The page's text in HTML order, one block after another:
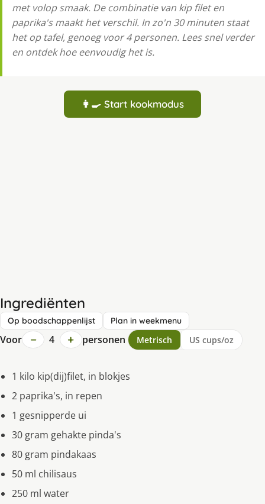
met volop smaak. De combinatie van kip filet en
paprika's maakt het verschil. In zo'n 30 minuten staat
het op tafel, genoeg voor 4 personen. Lees snel verder
en ontdek hoe eenvoudig het is.
👩‍🍳 Start kookmodus
Ingrediënten
Op boodschappenlijst Plan in weekmenu
Voor − 4 + personen Metrisch US cups/oz
1 kilo kip(dij)filet, in blokjes
2 paprika's, in repen
1 gesnipperde ui
30 gram gehakte pinda's
80 gram pindakaas
50 ml chilisaus
250 ml water